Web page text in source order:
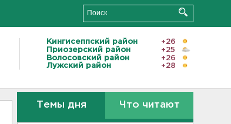
Кингисеппский район
+26
Приозерский район
+25
Волосовский район
+26
Лужский район
+28
Темы дня Что читают